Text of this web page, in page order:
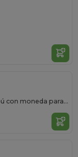
NOKEL Llavero de bambú con moneda para el carro de la compra